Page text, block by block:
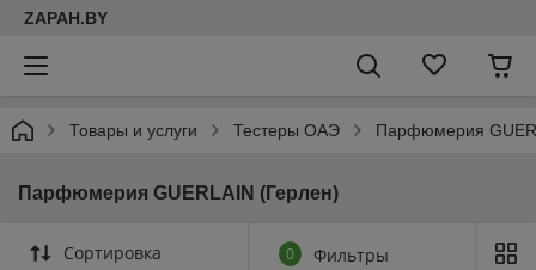
ZAPAH.BY
Товары и услуги Тестеры ОАЭ Парфюмерия
Парфюмерия GUERLAIN (Герлен)
Сортировка 0 Фильтры